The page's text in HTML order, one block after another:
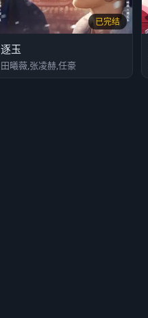
已完结
逐玉
田曦薇,张凌赫,任豪